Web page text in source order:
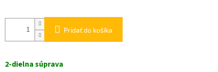
Pridať do košíka
2-dielnasúprava